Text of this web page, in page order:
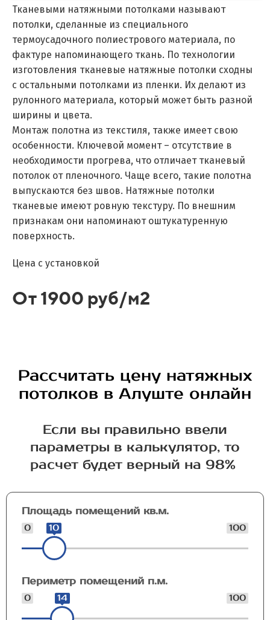
Тканевыми натяжными потолками называют
потолки, сделанные из специального
термоусадочного полиестрового материала, по
фактуре напоминающего ткань. По технологии
изготовления тканевые натяжные потолки сходны
с остальными потолками из пленки. Их делают из
рулонного материала, который может быть разной
ширины и цвета.
Монтаж полотна из текстиля, также имеет свою
особенности. Ключевой момент – отсутствие в
необходимости прогрева, что отличает тканевый
потолок от пленочного. Чаще всего, такие полотна
выпускаются без швов. Натяжные потолки
тканевые имеют ровную текстуру. По внешним
признакам они напоминают оштукатуренную
поверхность.
Цена с установкой
От 1900 руб/м2
Рассчитать цену натяжных
потолков в Алуште онлайн
Если вы правильно ввели
параметры в калькулятор, то
расчет будет верный на 98%
Площадь помещений кв.м.
0 100
10
Периметр помещений п.м.
0 100
14